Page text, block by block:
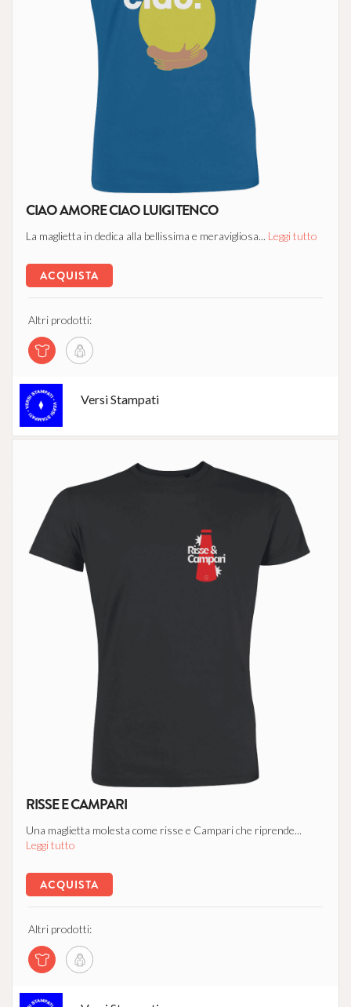
CIAO AMORE CIAO LUIGI TENCO
La maglietta in dedica alla bellissima e meravigliosa... Leggi tutto
ACQUISTA
Altri prodotti:
Versi Stampati
RISSE E CAMPARI
Una maglietta molesta come risse e Campari che riprende...
Leggi tutto
ACQUISTA
Altri prodotti: